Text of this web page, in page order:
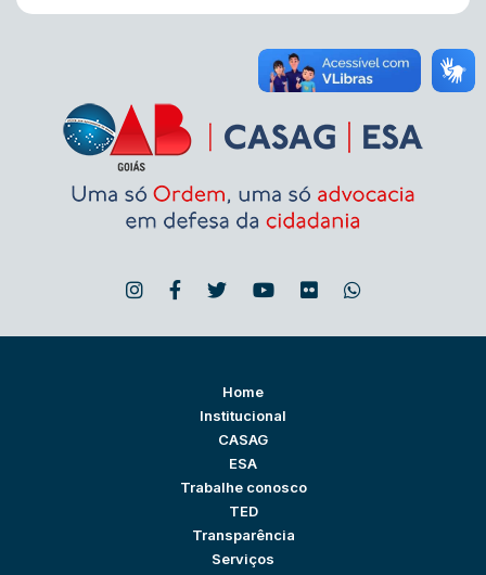
Home
Institucional
CASAG
ESA
Trabalhe conosco
TED
Transparência
Serviços